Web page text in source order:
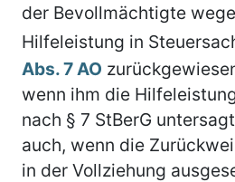
der Bevollmächtigte
Hilfeleistung in
Abs. 7 AO
wenn ihm die
nach § 7 StBerG
auch, wenn die
in der Vollziehung